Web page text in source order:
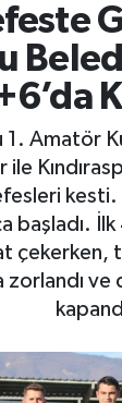
1. Amatör
başladı.
çekerken,
zorlandı